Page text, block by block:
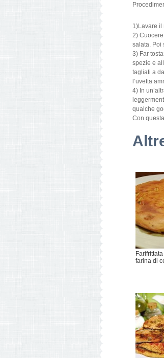
1)Lavare il
2)
salata. Poi
3) Far
spezie e
tagliati a
l’uvetta
4) In
qualche
Con
farina di